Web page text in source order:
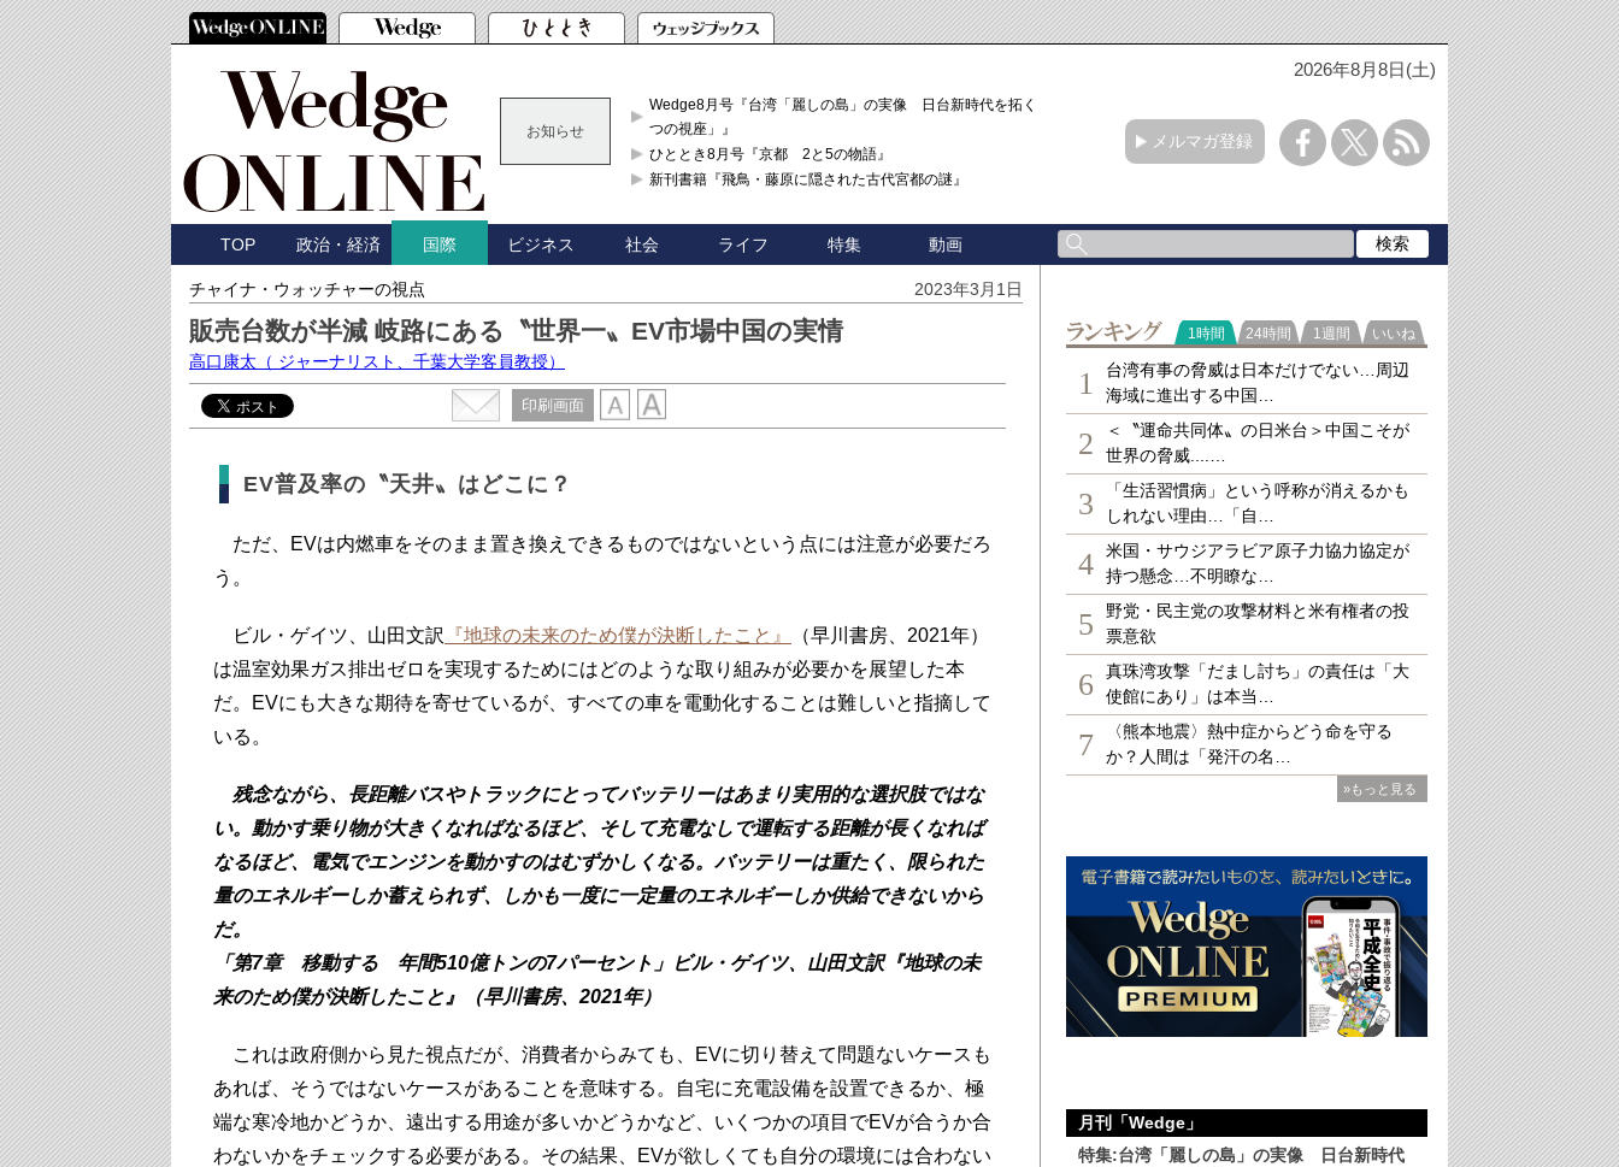
2026年8月8日(土)
お知らせ
Wedge8月号『台湾「麗しの島」の実像 日台新時代を拓く「3
つの視座」』
ひととき8月号『京都 2と5の物語』
新刊書籍『飛鳥・藤原に隠された古代宮都の謎』
メルマガ登録
TOP 政治・経済 国際 ビジネス 社会 ライフ 特集 動画
チャイナ・ウォッチャーの視点 2023年3月1日
販売台数が半減 岐路にある〝世界一〟EV市場中国の実情
高口康太 （ ジャーナリスト、千葉大学客員教授）
印刷画面
EV普及率の〝天井〟はどこに？
ただ、EVは内燃車をそのまま置き換えできるものではないという点には注意が必要だろ
う。
ビル・ゲイツ、山田文訳 『地球の未来のため僕が決断したこと』
（早川書房、2021年）
は温室効果ガス排出ゼロを実現するためにはどのような取り組みが必要かを展望した本
だ。EVにも大きな期待を寄せているが、すべての車を電動化することは難しいと指摘して
いる。
残念ながら、長距離バスやトラックにとってバッテリーはあまり実用的な選択肢ではな
い。動かす乗り物が大きくなればなるほど、そして充電なしで運転する距離が長くなれば
なるほど、電気でエンジンを動かすのはむずかしくなる。バッテリーは重たく、限られた
量のエネルギーしか蓄えられず、しかも一度に一定量のエネルギーしか供給できないから
だ。
「第7章 移動する 年間510億トンの7パーセント」ビル・ゲイツ、山田文訳『地球の未
来のため僕が決断したこと』（早川書房、2021年）
これは政府側から見た視点だが、消費者からみても、EVに切り替えて問題ないケースも
あれば、そうではないケースがあることを意味する。自宅に充電設備を設置できるか、極
端な寒冷地かどうか、遠出する用途が多いかどうかなど、いくつかの項目でEVが合うか合
わないかをチェックする必要がある。その結果、EVが欲しくても自分の環境には合わない
ランキング
1時間 24時間 1週間 いいね
1
台湾有事の脅威は日本だけでない…周辺
海域に進出する中国…
2
＜〝運命共同体〟の日米台＞中国こそが
世界の脅威....…
3
「生活習慣病」という呼称が消えるかも
しれない理由…「自…
4
米国・サウジアラビア原子力協力協定が
持つ懸念…不明瞭な…
5
野党・民主党の攻撃材料と米有権者の投
票意欲
6
真珠湾攻撃「だまし討ち」の責任は「大
使館にあり」は本当…
7
〈熊本地震〉熱中症からどう命を守る
か？人間は「発汗の名…
»もっと見る
月刊「Wedge」
特集:台湾「麗しの島」の実像 日台新時代